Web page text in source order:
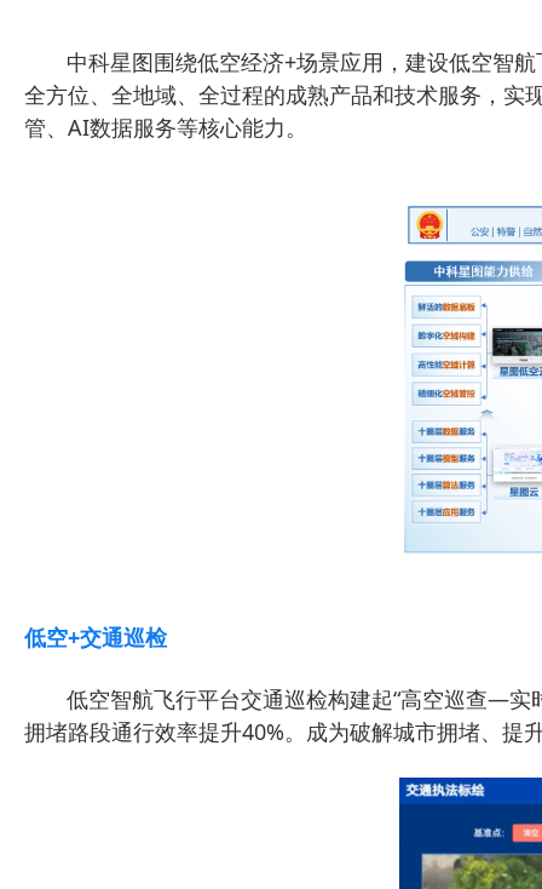
中科星图围绕低空经济+场景应用，建设低空智航
全方位、全地域、全过程的成熟产品和技术服务，实
管、AI数据服务等核心能力。
低空+交通巡检
低空智航飞行平台交通巡检构建起“高空巡查—实
拥堵路段通行效率提升40%。成为破解城市拥堵、提